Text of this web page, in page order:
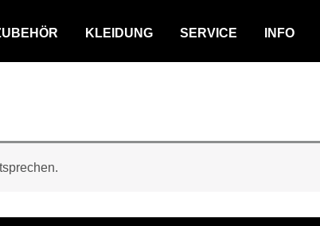
KLEIDUNG SERVICE INFO